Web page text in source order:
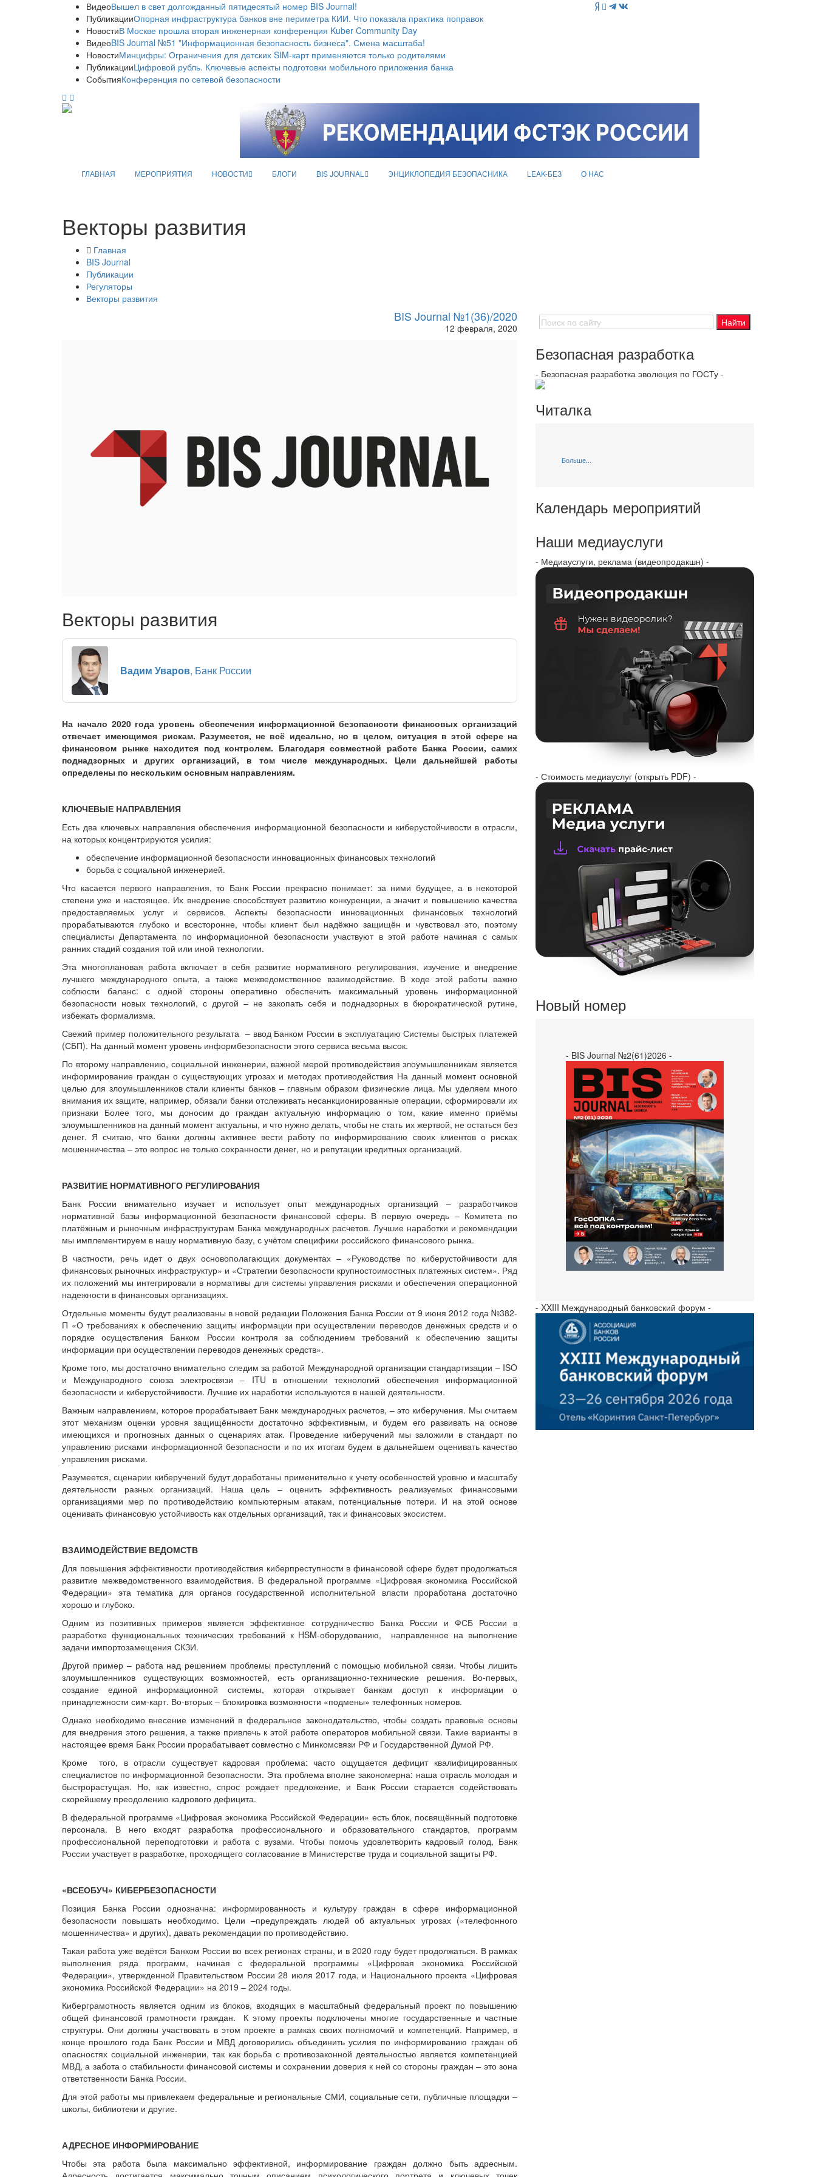
ВидеоВышел в свет долгожданный пятидесятый номер BIS Journal!
ПубликацииОпорная инфраструктура банков вне периметра КИИ. Что показала практика поправок
НовостиВ Москве прошла вторая инженерная конференция Kuber Community Day
ВидеоBIS Journal №51 "Информационная безопасность бизнеса". Смена масштаба!
НовостиМинцифры: Ограничения для детских SIM-карт применяются только родителями
ПубликацииЦифровой рубль. Ключевые аспекты подготовки мобильного приложения банка
СобытияКонференция по сетевой безопасности
ГЛАВНАЯ МЕРОПРИЯТИЯ НОВОСТИ БЛОГИ BIS JOURNAL ЭНЦИКЛОПЕДИЯ БЕЗОПАСНИКА LEAK-БЕЗ О НАС
Векторы развития
Главная
BIS Journal
Публикации
Регуляторы
Векторы развития
BIS Journal №1(36)/2020
12 февраля, 2020
Векторы развития
Вадим Уваров, Банк России
На начало 2020 года уровень обеспечения информационной безопасности финансовых организаций
отвечает имеющимся рискам. Разумеется, не всё идеально, но в целом, ситуация в этой сфере на
финансовом рынке находится под контролем. Благодаря совместной работе Банка России, самих
поднадзорных и других организаций, в том числе международных. Цели дальнейшей работы
определены по нескольким основным направлениям.
КЛЮЧЕВЫЕ НАПРАВЛЕНИЯ
Есть два ключевых направления обеспечения информационной безопасности и киберустойчивости в отрасли,
на которых концентрируются усилия:
обеспечение информационной безопасности инновационных финансовых технологий
борьба с социальной инженерией.
Что касается первого направления, то Банк России прекрасно понимает: за ними будущее, а в некоторой
степени уже и настоящее. Их внедрение способствует развитию конкуренции, а значит и повышению качества
предоставляемых услуг и сервисов. Аспекты безопасности инновационных финансовых технологий
прорабатываются глубоко и всесторонне, чтобы клиент был надёжно защищён и чувствовал это, поэтому
специалисты Департамента по информационной безопасности участвуют в этой работе начиная с самых
ранних стадий создания той или иной технологии.
Эта многоплановая работа включает в себя развитие нормативного регулирования, изучение и внедрение
лучшего международного опыта, а также межведомственное взаимодействие. В ходе этой работы важно
соблюсти баланс: с одной стороны оперативно обеспечить максимальный уровень информационной
безопасности новых технологий, с другой – не закопать себя и поднадзорных в бюрократической рутине,
избежать формализма.
Свежий пример положительного результата – ввод Банком России в эксплуатацию Системы быстрых платежей
(СБП). На данный момент уровень информбезопасности этого сервиса весьма высок.
По второму направлению, социальной инженерии, важной мерой противодействия злоумышленникам является
информирование граждан о существующих угрозах и методах противодействия На данный момент основной
целью для злоумышленников стали клиенты банков – главным образом физические лица. Мы уделяем много
внимания их защите, например, обязали банки отслеживать несанкционированные операции, сформировали их
признаки Более того, мы доносим до граждан актуальную информацию о том, какие именно приёмы
злоумышленников на данный момент актуальны, и что нужно делать, чтобы не стать их жертвой, не остаться без
денег. Я считаю, что банки должны активнее вести работу по информированию своих клиентов о рисках
мошенничества – это вопрос не только сохранности денег, но и репутации кредитных организаций.
РАЗВИТИЕ НОРМАТИВНОГО РЕГУЛИРОВАНИЯ
Банк России внимательно изучает и использует опыт международных организаций – разработчиков
нормативной базы информационной безопасности финансовой сферы. В первую очередь – Комитета по
платёжным и рыночным инфраструктурам Банка международных расчетов. Лучшие наработки и рекомендации
мы имплементируем в нашу нормативную базу, с учётом специфики российского финансового рынка.
В частности, речь идет о двух основополагающих документах – «Руководстве по киберустойчивости для
финансовых рыночных инфраструктур» и «Стратегии безопасности крупностоимостных платежных систем». Ряд
их положений мы интегрировали в нормативы для системы управления рисками и обеспечения операционной
надежности в финансовых организациях.
Отдельные моменты будут реализованы в новой редакции Положения Банка России от 9 июня 2012 года №382-
П «О требованиях к обеспечению защиты информации при осуществлении переводов денежных средств и о
порядке осуществления Банком России контроля за соблюдением требований к обеспечению защиты
информации при осуществлении переводов денежных средств».
Кроме того, мы достаточно внимательно следим за работой Международной организации стандартизации – ISO
и Международного союза электросвязи – ITU в отношении технологий обеспечения информационной
безопасности и киберустойчивости. Лучшие их наработки используются в нашей деятельности.
Важным направлением, которое прорабатывает Банк международных расчетов, – это киберучения. Мы считаем
этот механизм оценки уровня защищённости достаточно эффективным, и будем его развивать на основе
имеющихся и прогнозных данных о сценариях атак. Проведение киберучений мы заложили в стандарт по
управлению рисками информационной безопасности и по их итогам будем в дальнейшем оценивать качество
управления рисками.
Разумеется, сценарии киберучений будут доработаны применительно к учету особенностей уровню и масштабу
деятельности разных организаций. Наша цель – оценить эффективность реализуемых финансовыми
организациями мер по противодействию компьютерным атакам, потенциальные потери. И на этой основе
оценивать финансовую устойчивость как отдельных организаций, так и финансовых экосистем.
ВЗАИМОДЕЙСТВИЕ ВЕДОМСТВ
Для повышения эффективности противодействия киберпреступности в финансовой сфере будет продолжаться
развитие межведомственного взаимодействия. В федеральной программе «Цифровая экономика Российской
Федерации» эта тематика для органов государственной исполнительной власти проработана достаточно
хорошо и глубоко.
Одним из позитивных примеров является эффективное сотрудничество Банка России и ФСБ России в
разработке функциональных технических требований к HSM-оборудованию, направленное на выполнение
задачи импортозамещения СКЗИ.
Другой пример – работа над решением проблемы преступлений с помощью мобильной связи. Чтобы лишить
злоумышленников существующих возможностей, есть организационно-технические решения. Во-первых,
создание единой информационной системы, которая открывает банкам доступ к информации о
принадлежности сим-карт. Во-вторых – блокировка возможности «подмены» телефонных номеров.
Однако необходимо внесение изменений в федеральное законодательство, чтобы создать правовые основы
для внедрения этого решения, а также привлечь к этой работе операторов мобильной связи. Такие варианты в
настоящее время Банк России прорабатывает совместно с Минкомсвязи РФ и Государственной Думой РФ.
Кроме того, в отрасли существует кадровая проблема: часто ощущается дефицит квалифицированных
специалистов по информационной безопасности. Эта проблема вполне закономерна: наша отрасль молодая и
быстрорастущая. Но, как известно, спрос рождает предложение, и Банк России старается содействовать
скорейшему преодолению кадрового дефицита.
В федеральной программе «Цифровая экономика Российской Федерации» есть блок, посвящённый подготовке
персонала. В него входят разработка профессионального и образовательного стандартов, программ
профессиональной переподготовки и работа с вузами. Чтобы помочь удовлетворить кадровый голод, Банк
России участвует в разработке, проходящего согласование в Министерстве труда и социальной защиты РФ.
«ВСЕОБУЧ» КИБЕРБЕЗОПАСНОСТИ
Позиция Банка России однозначна: информированность и культуру граждан в сфере информационной
безопасности повышать необходимо. Цели –предупреждать людей об актуальных угрозах («телефонного
мошенничества» и других), давать рекомендации по противодействию.
Такая работа уже ведётся Банком России во всех регионах страны, и в 2020 году будет продолжаться. В рамках
выполнения ряда программ, начиная с федеральной программы «Цифровая экономика Российской
Федерации», утвержденной Правительством России 28 июля 2017 года, и Национального проекта «Цифровая
экономика Российской Федерации» на 2019 – 2024 годы.
Киберграмотность является одним из блоков, входящих в масштабный федеральный проект по повышению
общей финансовой грамотности граждан. К этому проекты подключены многие государственные и частные
структуры. Они должны участвовать в этом проекте в рамках своих полномочий и компетенций. Например, в
конце прошлого года Банк России и МВД договорились объединить усилия по информированию граждан об
опасностях социальной инженерии, так как борьба с противозаконной деятельностью является компетенцией
МВД, а забота о стабильности финансовой системы и сохранении доверия к ней со стороны граждан – это зона
ответственности Банка России.
Для этой работы мы привлекаем федеральные и региональные СМИ, социальные сети, публичные площадки –
школы, библиотеки и другие.
АДРЕСНОЕ ИНФОРМИРОВАНИЕ
Чтобы эта работа была максимально эффективной, информирование граждан должно быть адресным.
Безопасная разработка
- Безопасная разработка эволюция по ГОСТу -
Читалка
Больше...
Календарь мероприятий
Наши медиауслуги
- Медиауслуги, реклама (видеопродакшн) -
- Стоимость медиауслуг (открыть PDF) -
Новый номер
- BIS Journal №2(61)2026 -
- XXIII Международный банковский форум -